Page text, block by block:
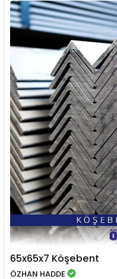
65x65x7 Köşebent
ÖZHAN HADDE